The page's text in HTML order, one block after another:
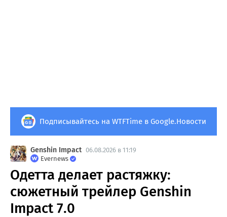
Подписывайтесь на WTFTime в Google.Новости
Genshin Impact 06.08.2026 в 11:19
Evernews
Одетта делает растяжку:
сюжетный трейлер Genshin
Impact 7.0